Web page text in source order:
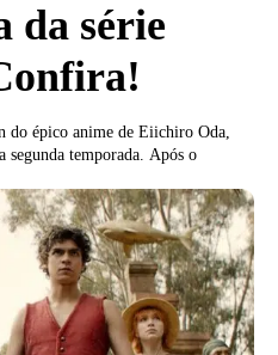
da série
do épico anime de Eiichiro Oda,
segunda temporada. Após o